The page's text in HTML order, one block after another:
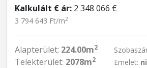
Kalkulált € ár: 2 348 066 €
3 794 643 Ft/m2
Alapterület: 224.00m2
Telekterület: 2078m2
Emelet: